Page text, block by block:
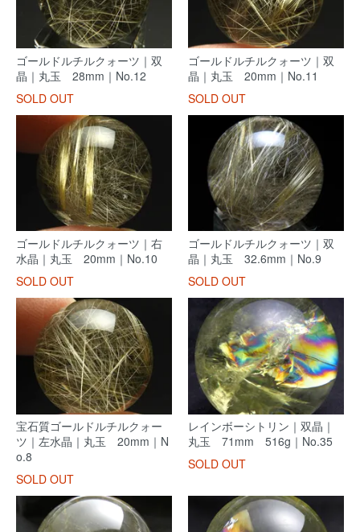
ゴールドルチルクォーツ｜双
晶｜丸玉 28mm｜No.12
SOLD OUT
ゴールドルチルクォーツ｜双
晶｜丸玉 20mm｜No.11
SOLD OUT
ゴールドルチルクォーツ｜右
水晶｜丸玉 20mm｜No.10
SOLD OUT
ゴールドルチルクォーツ｜双
晶｜丸玉 32.6mm｜No.9
SOLD OUT
宝石質ゴールドルチルクォー
ツ｜左水晶｜丸玉 20mm｜N
o.8
SOLD OUT
レインボーシトリン｜双晶｜
丸玉 71mm 516g｜No.35
SOLD OUT